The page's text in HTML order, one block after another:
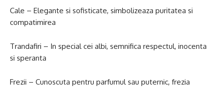
Cale – Elegante si sofisticate, simbolizeaza puritatea si
compatimirea
Trandafiri – In special cei albi, semnifica respectul, inocenta
si speranta
Frezii – Cunoscuta pentru parfumul sau puternic, frezia